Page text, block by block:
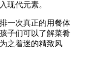
现代元素。
一次真正的用餐体
子们可以了解菜肴
之着迷的精致风